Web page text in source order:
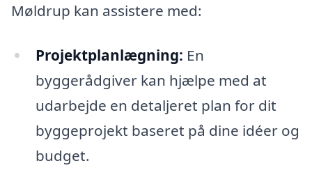
Møldrup kan assistere med:
Projektplanlægning: En
byggerådgiver kan hjælpe med at
udarbejde en detaljeret plan for dit
byggeprojekt baseret på dine idéer og
budget.